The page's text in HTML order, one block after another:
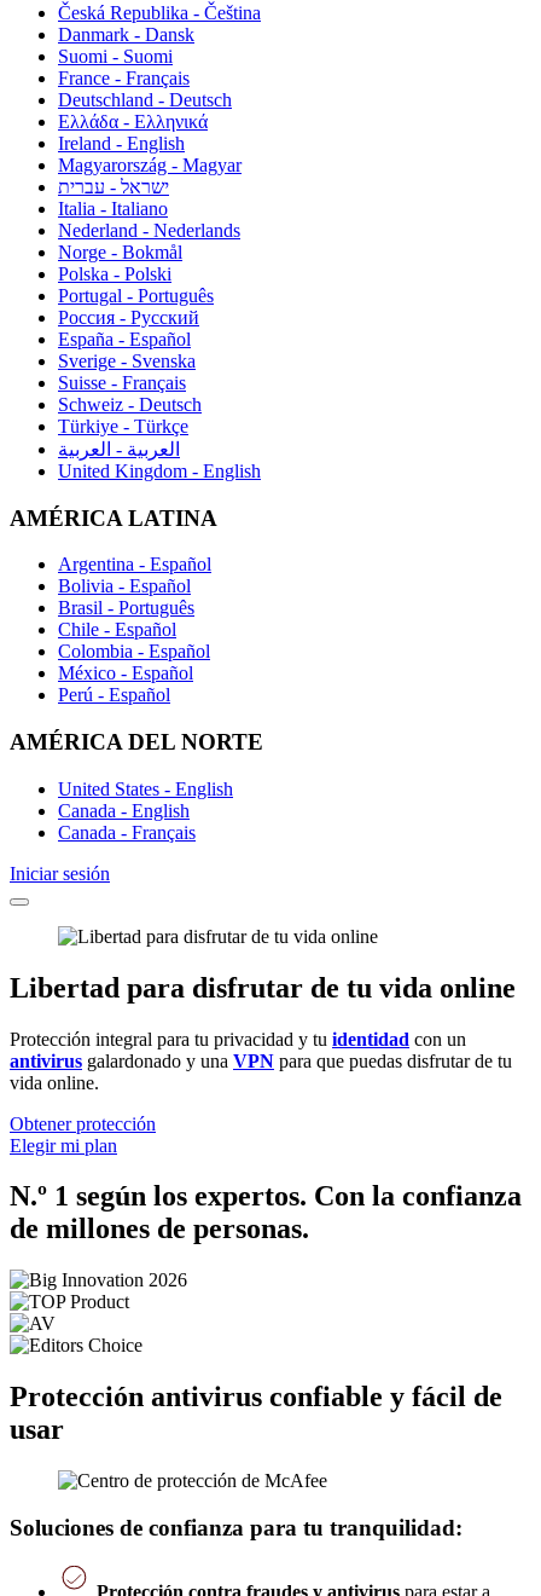
Česká Republika - Čeština
Danmark - Dansk
Suomi - Suomi
France - Français
Deutschland - Deutsch
Ελλάδα - Ελληνικά
Ireland - English
Magyarország - Magyar
ישראל - עברית
Italia - Italiano
Nederland - Nederlands
Norge - Bokmål
Polska - Polski
Portugal - Português
Россия - Русский
España - Español
Sverige - Svenska
Suisse - Français
Schweiz - Deutsch
Türkiye - Türkçe
العربية - العربية
United Kingdom - English
AMÉRICA LATINA
Argentina - Español
Bolivia - Español
Brasil - Português
Chile - Español
Colombia - Español
México - Español
Perú - Español
AMÉRICA DEL NORTE
United States - English
Canada - English
Canada - Français
Iniciar sesión
Libertad para disfrutar de tu vida online
Protección integral para tu privacidad y tu identidad con un
antivirus galardonado y una VPN para que puedas disfrutar de tu
vida online.
Obtener protección
Elegir mi plan
N.º 1 según los expertos. Con la confianza
de millones de personas.
Protección antivirus confiable y fácil de
usar
Soluciones de confianza para tu tranquilidad:
Protección contra fraudes y antivirus para estar a